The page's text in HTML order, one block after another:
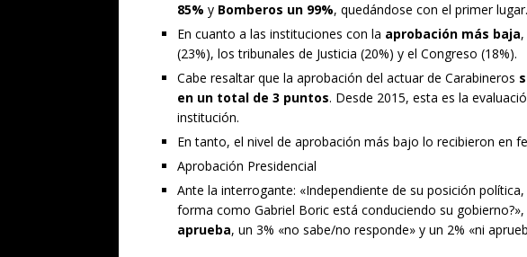
85% y Bomberos un 99%, quedándose con el primer lugar.
En cuanto a las instituciones con la aprobación más baja
(23%), los tribunales de Justicia (20%) y el Congreso (18%).
Cabe resaltar que la aprobación del actuar de Carabineros
en un total de 3 puntos. Desde 2015, esta es la
institución.
En tanto, el nivel de aprobación más bajo lo recibieron en
Aprobación Presidencial​
Ante la interrogante: «Independiente de su posición
forma como Gabriel Boric está conduciendo su gobierno?»,
aprueba, un 3% «no sabe/no responde» y un 2% «ni